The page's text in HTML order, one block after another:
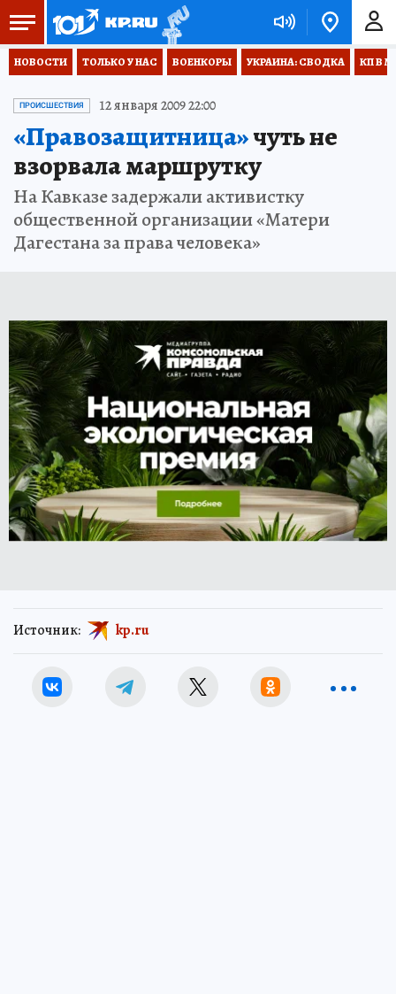
НОВОСТИ ТОЛЬКО У НАС ВОЕНКОРЫ УКРАИНА: СВОДКА КП В
ПРОИСШЕСТВИЯ 12 января 2009 22:00
«Правозащитница»чуть не
взорвала маршрутку
На Кавказе задержали активистку
общественной организации «Матери
Дагестана за права человека»
Источник: kp.ru